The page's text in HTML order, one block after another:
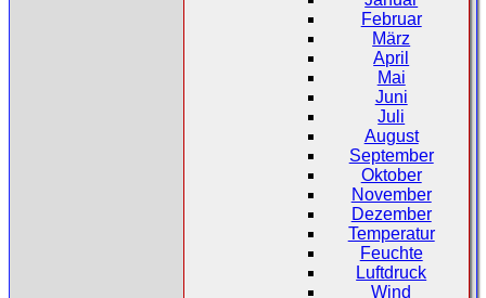
Februar
März
April
Mai
Juni
Juli
August
September
Oktober
November
Dezember
Temperatur
Feuchte
Luftdruck
Wind